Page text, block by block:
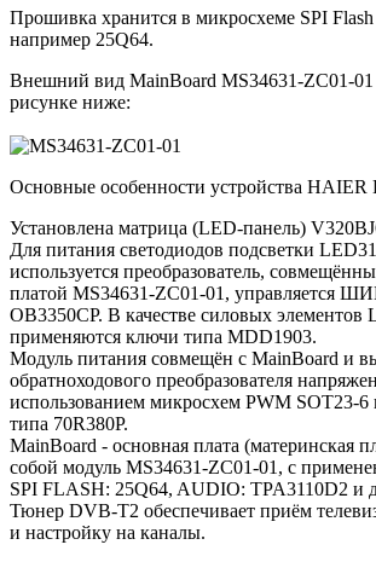
Прошивка хранится в микросхеме SPI
например 25Q64.
Внешний вид MainBoard MS34631-ZC01-01
рисунке ниже:
Основные особенности устройства HAIER
Установлена матрица (LED-панель)
Для питания светодиодов подсветки
используется преобразователь,
платой MS34631-ZC01-01, управляется
OB3350CP. В качестве силовых элементов
применяются ключи типа MDD1903.
Модуль питания совмещён с MainBoard и
обратноходового преобразователя
использованием микросхем PWM SOT23-
типа 70R380P.
MainBoard - основная плата (материнская
собой модуль MS34631-ZC01-01, с
SPI FLASH: 25Q64, AUDIO: TPA3110D2 и
Тюнер DVB-T2 обеспечивает приём
и настройку на каналы.